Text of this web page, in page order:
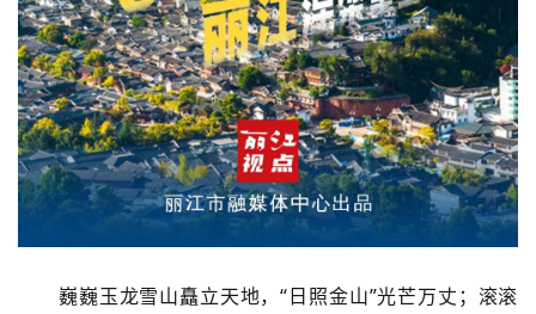
巍巍玉龙雪山矗立天地，“日照金山”光芒万丈；滚滚